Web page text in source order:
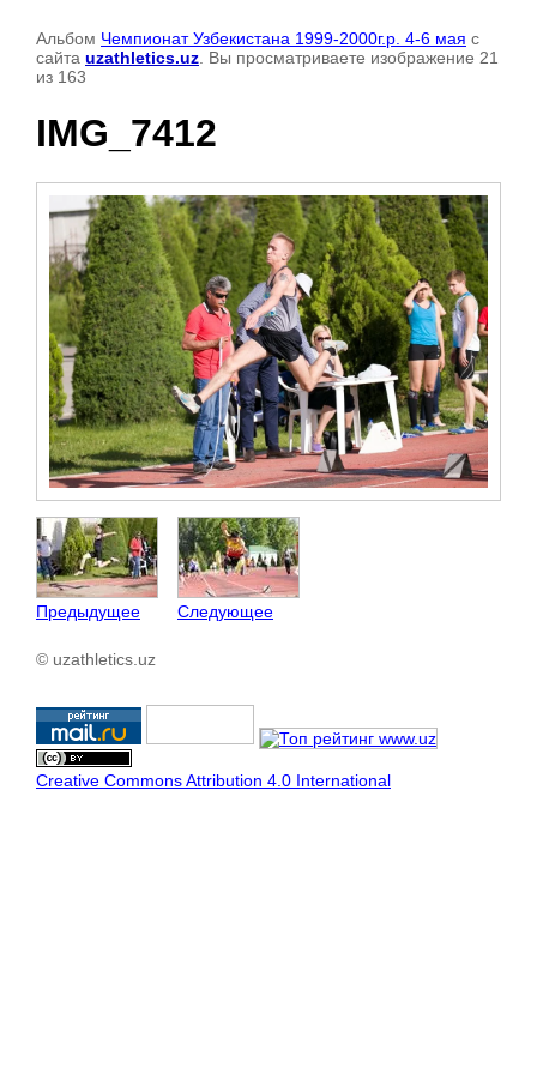
Альбом Чемпионат Узбекистана 1999-2000г.р. 4-6 мая с
сайта uzathletics.uz . Вы просматриваете изображение 21
из 163
IMG_7412
Предыдущее Следующее
© uzathletics.uz
Creative Commons Attribution 4.0 International